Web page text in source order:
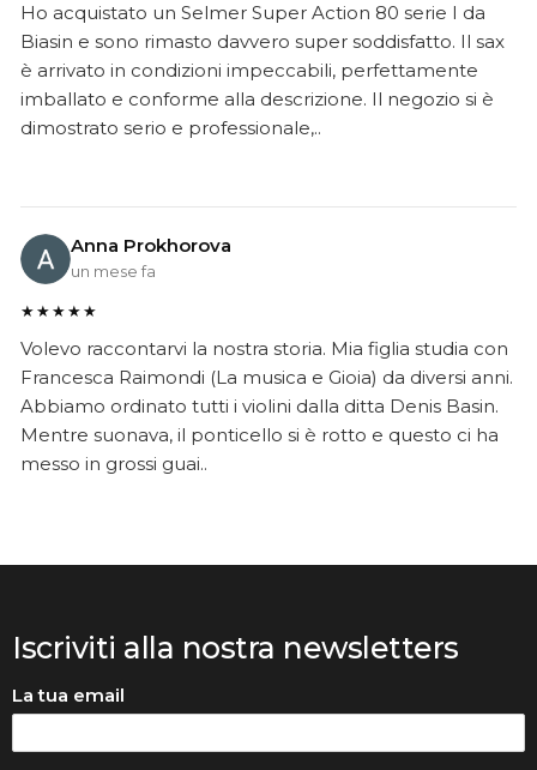
Ho acquistato un Selmer Super Action 80 serie I da
Biasin e sono rimasto davvero super soddisfatto. Il sax
è arrivato in condizioni impeccabili, perfettamente
imballato e conforme alla descrizione. Il negozio si è
dimostrato serio e professionale,..
Anna Prokhorova
un mese fa
★★★★★
Volevo raccontarvi la nostra storia. Mia figlia studia con
Francesca Raimondi (La musica e Gioia) da diversi anni.
Abbiamo ordinato tutti i violini dalla ditta Denis Basin.
Mentre suonava, il ponticello si è rotto e questo ci ha
messo in grossi guai..
Iscriviti alla nostra newsletters
La tua email